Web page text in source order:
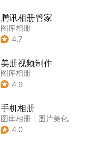
腾讯相册管家
图库相册
4.7
美册视频制作
图库相册
4.9
手机相册
图库相册
图片美化
4.0